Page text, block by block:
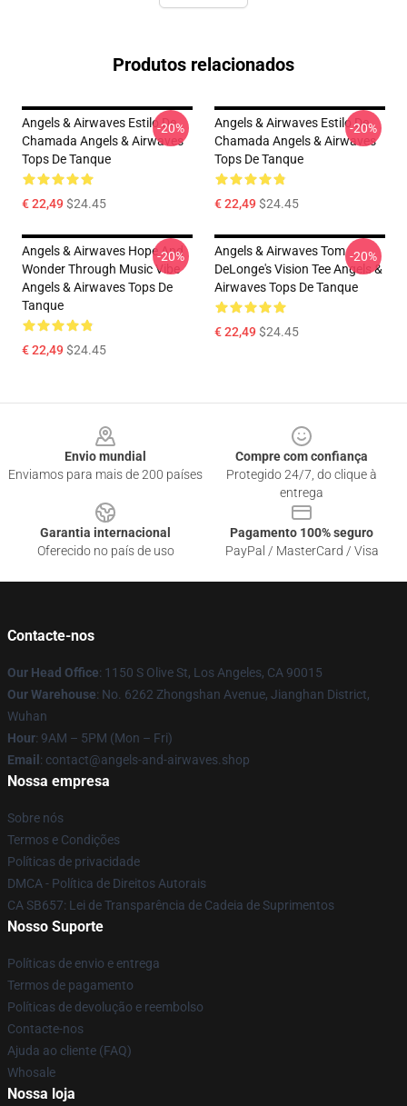
Produtos relacionados
Angels & Airwaves Estilo De
Chamada Angels & Airwaves
Tops De Tanque
€ 22,49$24.45
-20%
Angels & Airwaves Estilo De
Chamada Angels & Airwaves
Tops De Tanque
€ 22,49$24.45
-20%
Angels & Airwaves Hope And
Wonder Through Music Vibe
Angels & Airwaves Tops De
Tanque
€ 22,49$24.45
-20%
Angels & Airwaves Tom
DeLonge's Vision Tee Angels &
Airwaves Tops De Tanque
€ 22,49$24.45
-20%
Envio mundial
Enviamos para mais de 200 países
Compre com confiança
Protegido 24/7, do clique à
entrega
Garantia internacional
Oferecido no país de uso
Pagamento 100% seguro
PayPal / MasterCard / Visa
Contacte-nos
Our Head Office: 1150 S Olive St, Los Angeles, CA 90015
Our Warehouse: No. 6262 Zhongshan Avenue, Jianghan District,
Wuhan
Hour: 9AM – 5PM (Mon – Fri)
Email : contact@angels-and-airwaves.shop
Nossa empresa
Sobre nós
Termos e Condições
Políticas de privacidade
DMCA - Política de Direitos Autorais
CA SB657: Lei de Transparência de Cadeia de Suprimentos
Nosso Suporte
Políticas de envio e entrega
Termos de pagamento
Políticas de devolução e reembolso
Contacte-nos
Ajuda ao cliente (FAQ)
Whosale
Nossa loja